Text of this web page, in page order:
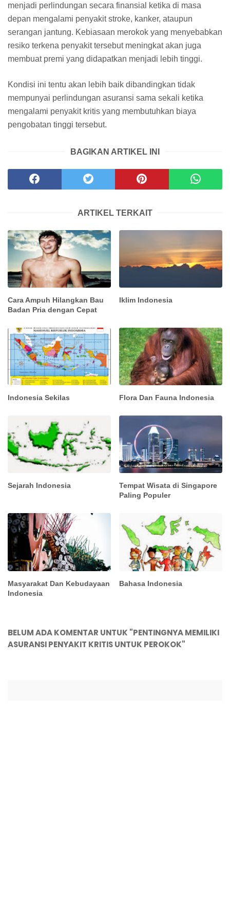
menjadi perlindungan secara finansial ketika di masa
depan mengalami penyakit stroke, kanker, ataupun
serangan jantung. Kebiasaan merokok yang menyebabkan
resiko terkena penyakit tersebut meningkat akan juga
membuat premi yang didapatkan menjadi lebih tinggi.
Kondisi ini tentu akan lebih baik dibandingkan tidak
mempunyai perlindungan asuransi sama sekali ketika
mengalami penyakit kritis yang membutuhkan biaya
pengobatan tinggi tersebut.
BAGIKAN ARTIKEL INI
ARTIKEL TERKAIT
Cara Ampuh Hilangkan Bau
Badan Pria dengan Cepat
Iklim Indonesia
Indonesia Sekilas Flora Dan Fauna Indonesia
Sejarah Indonesia
Tempat Wisata di Singapore
Paling Populer
Masyarakat Dan Kebudayaan
Indonesia
Bahasa Indonesia
BELUM ADA KOMENTAR UNTUK "PENTINGNYA MEMILIKI
ASURANSI PENYAKIT KRITIS UNTUK PEROKOK"